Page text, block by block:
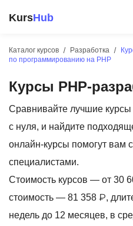
KursHub
Каталог курсов Разработка
по программированию на PHP
Курсы PHP-
Сравнивайте лучшие
с нуля, и найдите
онлайн-курсы помогут вам
специалистами.
Стоимость курсов — от 30
стоимость — 81 358 ₽,
недель до 12 месяцев, в
Разработка
Маркетинг